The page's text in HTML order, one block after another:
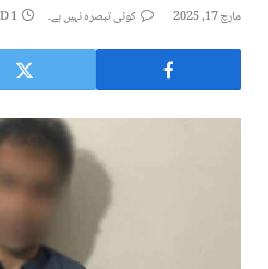
مارچ 17, 2025 کوئی تبصرہ نہیں ہے۔ 1 MIN READ